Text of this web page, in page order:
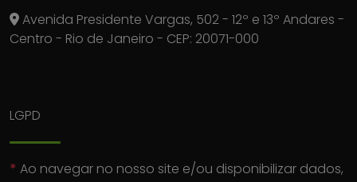
Avenida Presidente Vargas, 502 - 12º e 13º Andares -
Centro - Rio de Janeiro - CEP: 20071-000
LGPD
* Ao navegar no nosso site e/ou disponibilizar dados,